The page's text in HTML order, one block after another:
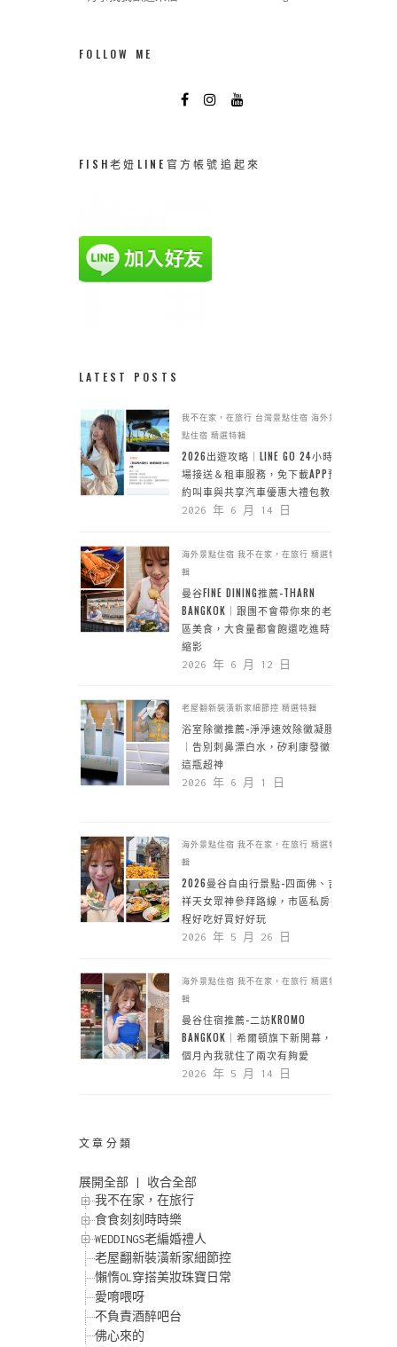
FOLLOW ME
FISH老妞LINE官方帳號追起來
LATEST POSTS
我不在家，在旅行 台灣景點住宿 海外景
點住宿 精選特輯
2026出遊攻略｜LINE GO 24小時機
場接送＆租車服務，免下載APP預
約叫車與共享汽車優惠大禮包教學
2026 年 6 月 14 日
海外景點住宿 我不在家，在旅行 精選特
輯
曼谷FINE DINING推薦-THARN
BANGKOK｜跟團不會帶你來的老城
區美食，大食量都會飽還吃進時空
縮影
2026 年 6 月 12 日
老屋翻新裝潢新家細節控 精選特輯
浴室除黴推薦-淨淨速效除黴凝膠
｜告別刺鼻漂白水，矽利康發黴靠
這瓶超神
2026 年 6 月 1 日
海外景點住宿 我不在家，在旅行 精選特
輯
2026曼谷自由行景點-四面佛、吉
祥天女眾神參拜路線，市區私房行
程好吃好買好好玩
2026 年 5 月 26 日
海外景點住宿 我不在家，在旅行 精選特
輯
曼谷住宿推薦-二訪KROMO
BANGKOK｜希爾頓旗下新開幕，一
個月內我就住了兩次有夠愛
2026 年 5 月 14 日
文章分類
展開全部
收合全部
我不在家，在旅行
食食刻刻時時樂
WEDDINGS老編婚禮人
老屋翻新裝潢新家細節控
懶惰OL穿搭美妝珠寶日常
愛唷喂呀
不負責酒醉吧台
佛心來的